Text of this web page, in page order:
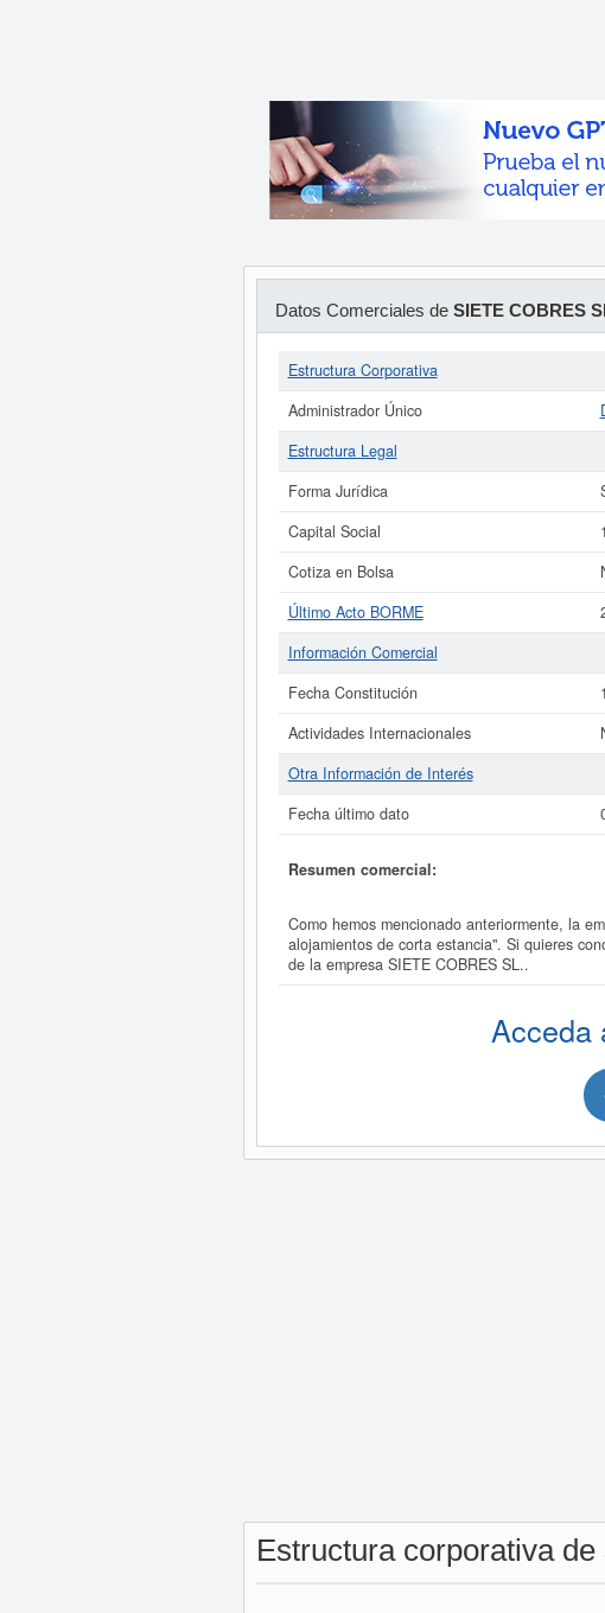
Datos Comerciales de SIETE COBRES
Estructura Corporativa
Administrador Único
Estructura Legal
Forma Jurídica
Capital Social
Cotiza en Bolsa
Último Acto BORME
Información Comercial
Fecha Constitución
Actividades Internacionales
Otra Información de Interés
Fecha último dato
Resumen comercial:
Como hemos mencionado anteriormente, la
alojamientos de corta estancia". Si quieres
de la empresa SIETE COBRES SL..
Acceda
Estructura corporativa de